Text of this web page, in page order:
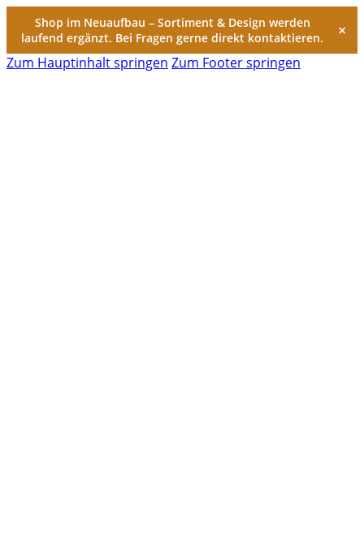
Shop im Neuaufbau – Sortiment & Design werden
laufend ergänzt. Bei Fragen gerne direkt kontaktieren.
×
Zum Hauptinhalt springen Zum Footer springen